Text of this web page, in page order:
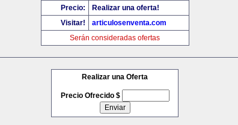
Precio:
Realizar una oferta!
Visitar!
articulosenventa.com
Serán consideradas ofertas
Realizar una Oferta
Precio Ofrecido $